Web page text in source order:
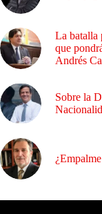
La batalla
que
Andrés
Sobre la